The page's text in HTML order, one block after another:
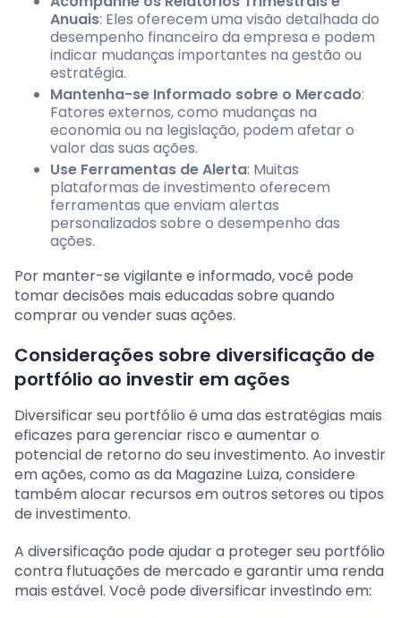
Anuais: Eles oferecem uma visão detalhada do
desempenho financeiro da empresa e podem
indicar mudanças importantes na gestão ou
estratégia.
Mantenha-se Informado sobre o Mercado:
Fatores externos, como mudanças na
economia ou na legislação, podem afetar o
valor das suas ações.
Use Ferramentas de Alerta: Muitas
plataformas de investimento oferecem
ferramentas que enviam alertas
personalizados sobre o desempenho das
ações.
Por manter-se vigilante e informado, você pode
tomar decisões mais educadas sobre quando
comprar ou vender suas ações.
Considerações sobre diversificação de
portfólio ao investir em ações
Diversificar seu portfólio é uma das estratégias mais
eficazes para gerenciar risco e aumentar o
potencial de retorno do seu investimento. Ao investir
em ações, como as da Magazine Luiza, considere
também alocar recursos em outros setores ou tipos
de investimento.
A diversificação pode ajudar a proteger seu portfólio
contra flutuações de mercado e garantir uma renda
mais estável. Você pode diversificar investindo em: